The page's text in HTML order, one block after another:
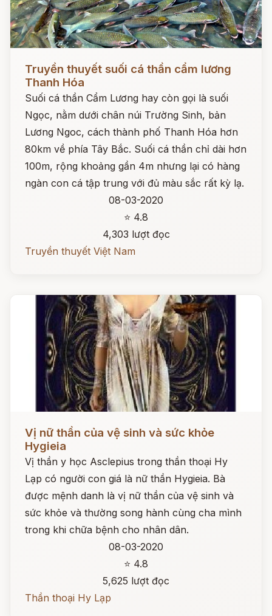
Đọc ngay
Truyền thuyết suối cá thần cẩm lương
Thanh Hóa
Suối cá thần Cẩm Lương hay còn gọi là suối
Ngọc, nằm dưới chân núi Trường Sinh, bản
Lương Ngoc, cách thành phố Thanh Hóa hơn
80km về phía Tây Bắc. Suối cá thần chỉ dài hơn
100m, rộng khoảng gần 4m nhưng lại có hàng
ngàn con cá tập trung với đủ màu sắc rất kỳ lạ.
08-03-2020
⭐ 4.8
4,303 lượt đọc
Truyền thuyết Việt Nam
Vị nữ thần của vệ sinh và sức khỏe
Hygieia
Vị thần y học Asclepius trong thần thoại Hy
Lạp có người con giá là nữ thần Hygieia. Bà
được mệnh danh là vị nữ thần của vệ sinh và
sức khỏe và thường song hành cùng cha mình
trong khi chữa bệnh cho nhân dân.
08-03-2020
⭐ 4.8
5,625 lượt đọc
Thần thoại Hy Lạp